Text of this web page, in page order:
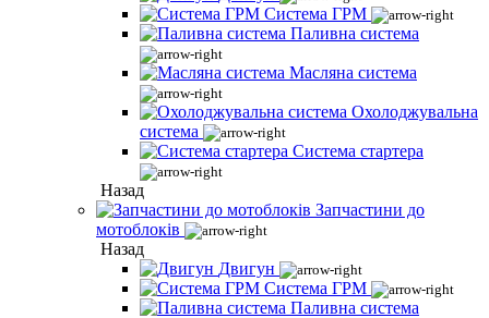
Система ГРМ
Паливна система
Масляна система
Охолоджувальна
система
Система стартера
Назад
Запчастини до
мотоблоків
Назад
Двигун
Система ГРМ
Паливна система